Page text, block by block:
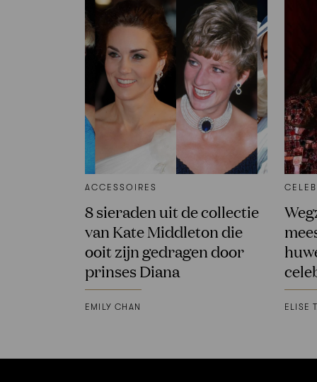
ACCESSOIRES
8 sieraden uit de collectie
van Kate Middleton die
ooit zijn gedragen door
prinses Diana
EMILY CHAN ELISE